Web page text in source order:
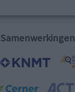
Samenwerkingen